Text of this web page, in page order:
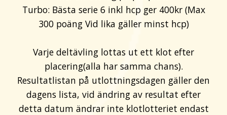
Turbo: Bästa serie 6 inkl hcp ger 400kr (Max
300 poäng Vid lika gäller minst hcp)
Varje deltävling lottas ut ett klot efter
placering(alla har samma chans).
Resultatlistan på utlottningsdagen gäller den
dagens lista, vid ändring av resultat efter
detta datum ändrar inte klotlotteriet endast